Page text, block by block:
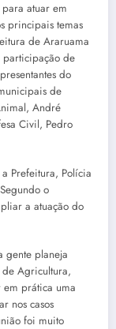
atuar em
principais temas
de Araruama
participação de
do
de
André
Civil, Pedro
Prefeitura, Polícia
o
a atuação do
gente planeja
de Agricultura,
em prática uma
nos casos
foi muito